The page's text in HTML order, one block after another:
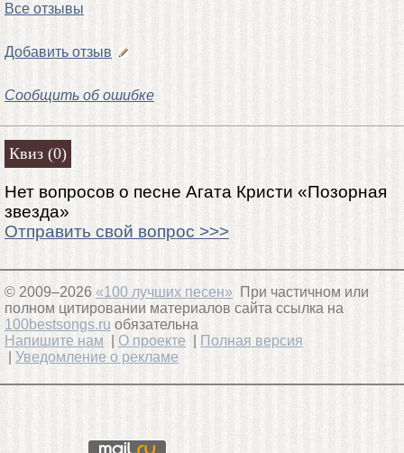
Все отзывы
Добавить отзыв
Сообщить об ошибке
Квиз (0)
Нет вопросов о песне Агата Кристи «Позорная
звезда»
Отправить свой вопрос >>>
© 2009–2026 «100 лучших песен» При частичном или
полном цитировании материалов сайта ссылка на
100bestsongs.ru обязательна
Напишите нам
О проекте
Полная версия
Уведомление о рекламе